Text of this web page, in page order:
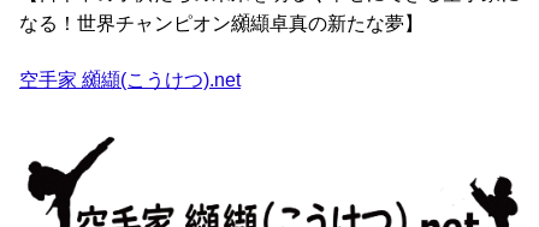
なる！世界チャンピオン纐纈卓真の新たな夢】
空手家 纐纈(こうけつ).net